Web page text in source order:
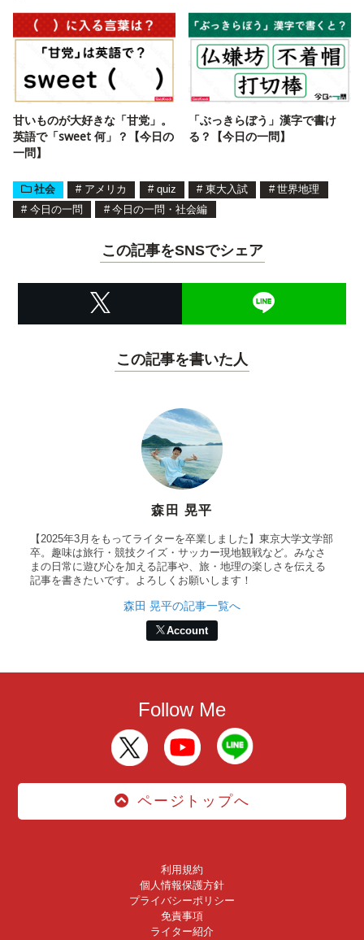
甘いものが大好きな「甘党」。
英語で「sweet 何」？【今日の
一問】
「ぶっきらぼう」漢字で書け
る？【今日の一問】
社会 # アメリカ # quiz # 東大入試 # 世界地理
# 今日の一問 # 今日の一問・社会編
この記事をSNSでシェア
この記事を書いた人
森田 晃平
【2025年3月をもってライターを卒業しました】東京大学文学部
卒。趣味は旅行・競技クイズ・サッカー現地観戦など。みなさ
まの日常に遊び心を加える記事や、旅・地理の楽しさを伝える
記事を書きたいです。よろしくお願いします！
森田 晃平の記事一覧へ
Account
Follow Me
ページトップへ
利用規約
個人情報保護方針
プライバシーポリシー
免責事項
ライター紹介